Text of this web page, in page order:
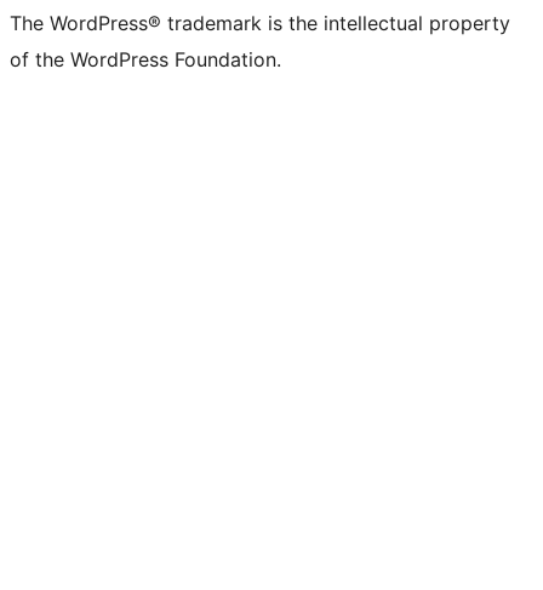
The WordPress® trademark is the intellectual property
of the WordPress Foundation.